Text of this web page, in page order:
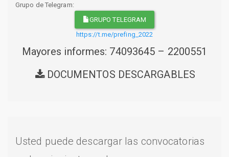
Grupo de Telegram:
GRUPO TELEGRAM
https://t.me/prefing_2022
Mayores informes: 74093645 – 2200551
DOCUMENTOS DESCARGABLES
Usted puede descargar las convocatorias